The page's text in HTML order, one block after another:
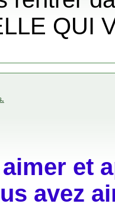
QUI
et
avez